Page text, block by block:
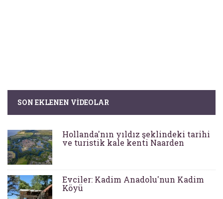
SON EKLENEN VIDEOLAR
Hollanda'nın yıldız şeklindeki tarihi
ve turistik kale kenti Naarden
Evciler: Kadim Anadolu'nun Kadim
Köyü